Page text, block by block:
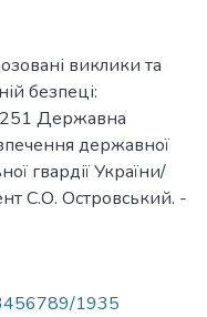
виклики та
безпеці:
251 Державна
державної
гвардії України/
С.О. Островський. -
1935